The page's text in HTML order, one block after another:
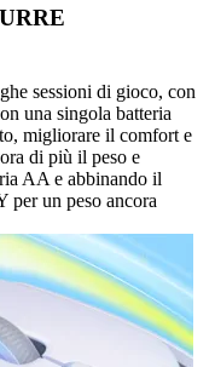
sessioni di gioco, con
una singola batteria
migliorare il comfort e
di più il peso e
AA e abbinando il
per un peso ancora